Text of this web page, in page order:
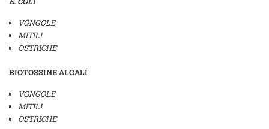
VONGOLE
MITILI
OSTRICHE
BIOTOSSINE ALGALI
VONGOLE
MITILI
OSTRICHE